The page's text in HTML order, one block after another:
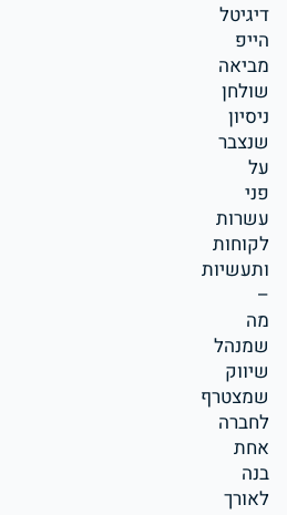
דיגיטל
הייפ
מביאה
שולחן
ניסיון
שנצבר
על
פני
עשרות
לקוחות
ותעשיות
–
מה
שמנהל
שיווק
שמצטרף
לחברה
אחת
בנה
לאורך